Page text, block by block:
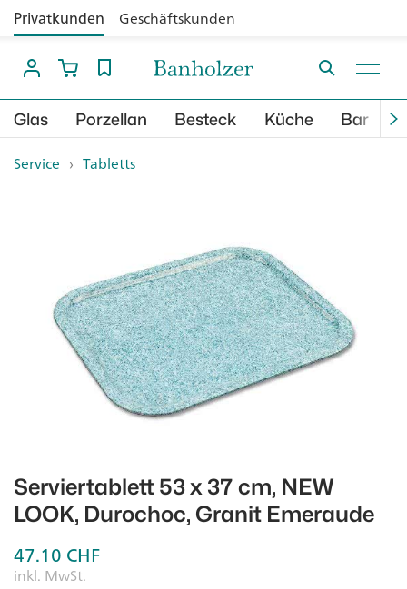
Privatkunden Geschäftskunden
Glas Porzellan Besteck Küche Bar
Service › Tabletts
Serviertablett 53 x 37 cm, NEW
LOOK, Durochoc, Granit Emeraude
47.10 CHF
inkl. MwSt.